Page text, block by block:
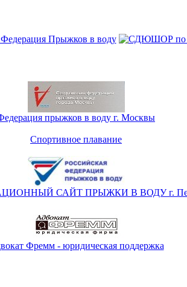
прыжков в воду г. Москвы
Спортивное плавание
САЙТ ПРЫЖКИ В ВОДУ г.
Фремм - юридическая поддержка